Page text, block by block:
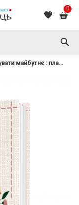
0
Пам’ятати минуле, планувати майбутнє : планер